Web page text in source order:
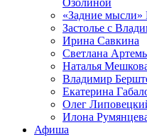
Озолиной
«Задние
Застолье с
Ирина Савкина
Светлана
Наталья
Владимир
Екатерина
Олег
Илона
Афиша